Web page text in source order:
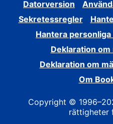
Datorversion
Sekretessregler
Hantera
Deklaration
Deklaration om
Om
Copyright ©
rättigheter